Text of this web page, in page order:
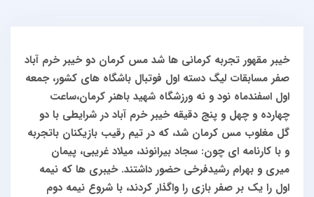
خیبر مقهور تجربه کرمانی ها شد مس کرمان دو خیبر خرم آباد
صفر مسابقات لیگ دسته اول فوتبال باشگاه های کشور، جمعه
اول اسفندماه نود و نه ورزشگاه شهید باهنر کرمان،ساعت
چهارده و چهل و پنج دقیقه خیبر خرم آباد در شرایطی با دو
گل مغلوب مس کرمان شد، که در تیم رقیب بازیکنان باتجربه
و با کارنامه ای چون: سجاد بیرانوند، میلاد غریبی، پیمان
میری و بهرام رشیدفرخی حضور داشتند. خیبری ها که نیمه
اول را یک بر صفر بازی را واگذار کردند، با شروع نیمه دوم